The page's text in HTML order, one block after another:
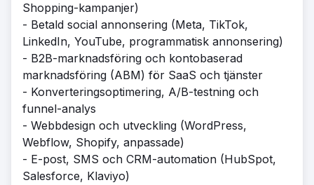
Shopping-kampanjer)
- Betald social annonsering (Meta, TikTok,
LinkedIn, YouTube, programmatisk annonsering)
- B2B-marknadsföring och kontobaserad
marknadsföring (ABM) för SaaS och tjänster
- Konverteringsoptimering, A/B-testning och
funnel-analys
- Webbdesign och utveckling (WordPress,
Webflow, Shopify, anpassade)
- E-post, SMS och CRM-automation (HubSpot,
Salesforce, Klaviyo)